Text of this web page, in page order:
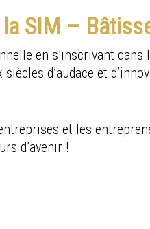
SIM –
en s’inscrivant dans
siècles d’audace et
et les
d’avenir !